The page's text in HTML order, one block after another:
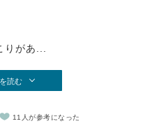
があ...
読む
11人が参考になった